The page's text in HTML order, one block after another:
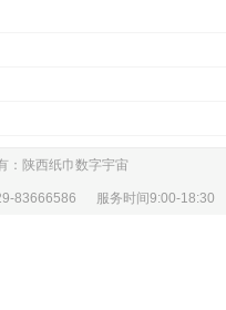
：陕西纸巾数字宇宙
83666586 服务时间9:00-18:30